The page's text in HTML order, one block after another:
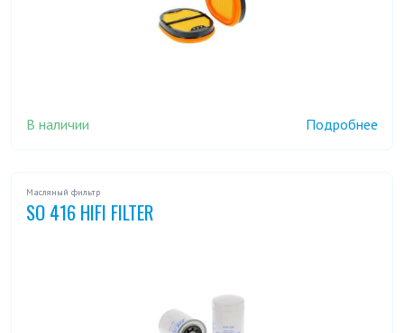
В наличии Подробнее
Масляный фильтр
SO 416 HIFI FILTER